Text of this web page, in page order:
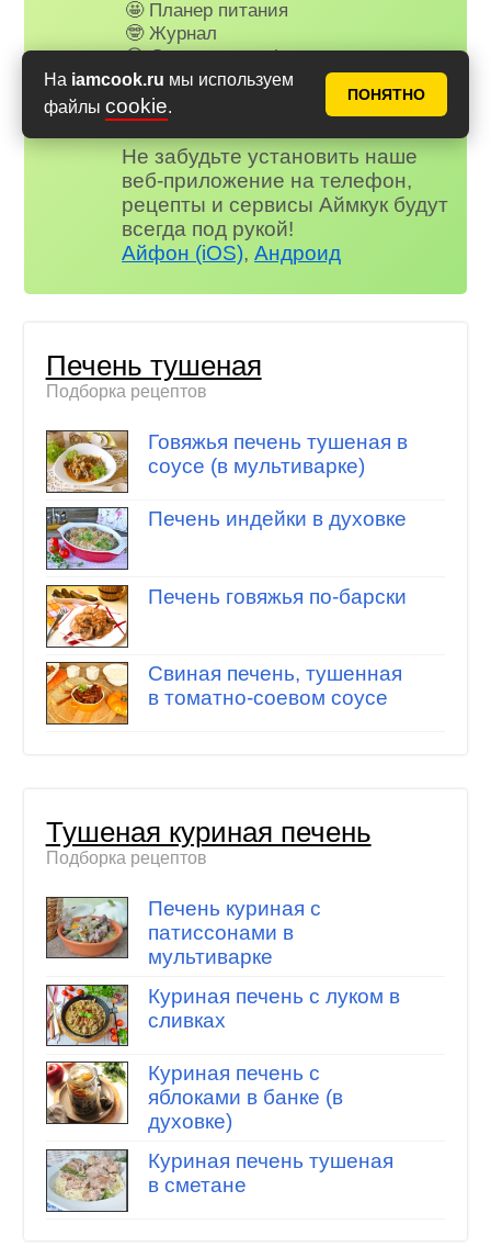
На iamcook.ru мы используем
файлы cookie.
ПОНЯТНО
🤩 Планер питания
🤓 Журнал
😗 Страница профиля
😋 Фотоотчеты
😃 Комментарии
и многое другое…
Не забудьте установить наше
веб-приложение на телефон,
рецепты и сервисы Аймкук будут
всегда под рукой!
Айфон (iOS),Андроид
Печень тушеная
Подборка рецептов
Говяжья печень тушеная в
соусе (в мультиварке)
Печень индейки в духовке
Печень говяжья по-барски
Свиная печень, тушенная
в томатно-соевом соусе
Тушеная куриная печень
Подборка рецептов
Печень куриная с
патиссонами в
мультиварке
Куриная печень с луком в
сливках
Куриная печень с
яблоками в банке (в
духовке)
Куриная печень тушеная
в сметане